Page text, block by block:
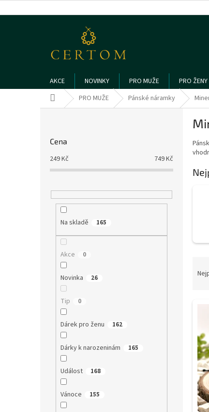
na
AKCE NOVINKY PRO MUŽE PRO ŽENY
Domů PRO MUŽE Pánské náramky
Cena
249Kč 749Kč
Na skladě 165
Akce 0
Novinka 26
Tip 0
Dárek pro ženu 162
Dárky k narozeninám 165
Událost 168
Vánoce 155
p